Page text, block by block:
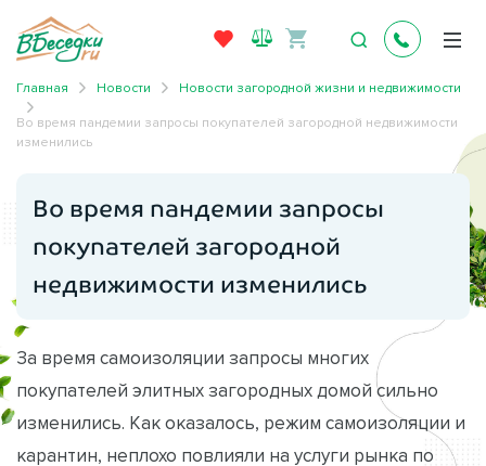
Главная Новости Новости загородной жизни и недвижимости
Во время пандемии запросы покупателей загородной недвижимости
изменились
Во время пандемии запросы
покупателей загородной
недвижимости изменились
За время самоизоляции запросы многих
покупателей элитных загородных домой сильно
изменились. Как оказалось, режим самоизоляции и
карантин, неплохо повлияли на услуги рынка по